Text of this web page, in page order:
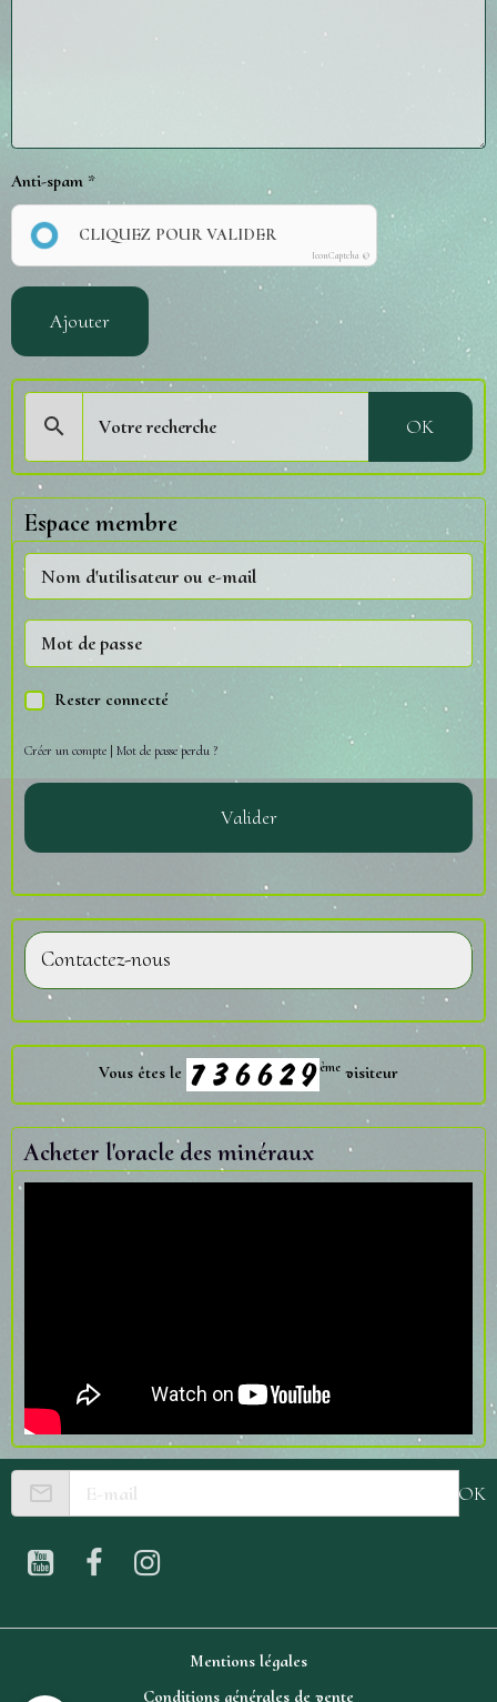
Anti-spam
CLIQUEZ POUR VALIDER
IconCaptcha ©
Ajouter
OK
Espace membre
Rester connecté
Créer un compte | Mot de passe perdu ?
Valider
Contactez-nous
Vous êtes le ème visiteur
Acheter l'oracle des minéraux
OK
Mentions légales
Conditions générales de vente